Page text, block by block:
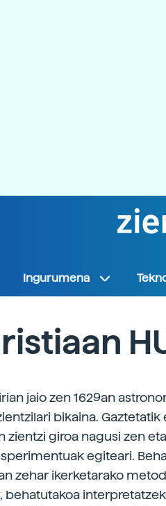
Ingurumena
jaio zen 1629an
bikaina.
zientzi giroa nagusi zen
egiteari.
zehar ikerketarako
behatutakoa